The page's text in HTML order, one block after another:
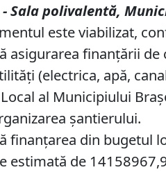
Sala polivalentă,M
este viabilizat,
asigurarea finanțării
(electrica, apă,
al Municipiului
șantierului.
finanțarea din bugetul
estimată de